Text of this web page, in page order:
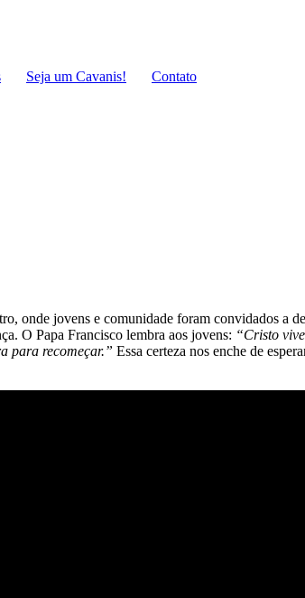
Seja um Cavanis!
Contato
onde jovens e comunidade foram convidados a
O Papa Francisco lembra aos jovens: “Cristo
para recomeçar.” Essa certeza nos enche de